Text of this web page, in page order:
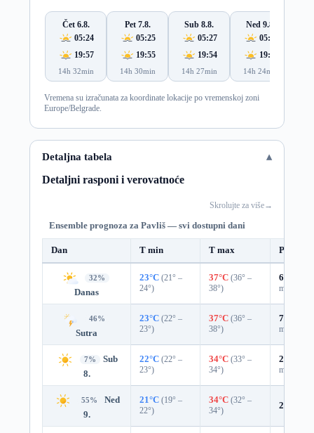
Čet 6.8.
05:24
19:57
14h 32min
Pet 7.8.
05:25
19:55
14h 30min
Sub 8.8.
05:27
19:54
14h 27min
Ned 9.8.
05:28
19:53
14h 24min
Vremena su izračunata za koordinate lokacije po vremenskoj zoni
Europe/Belgrade.
Detaljna tabela
Detaljni rasponi i verovatnoće
Skrolujte za više→
Ensemble prognoza za Pavliš — svi dostupni dani
Dan T min T max
32%
Danas
23°C (21° –
24°)
37°C (36° –
38°)
64%
mm)
46%
Sutra
23°C (22° –
23°)
37°C (36° –
38°)
77%
mm)
7%
Sub
8.
22°C (22° –
23°)
34°C (33° –
34°)
25%
mm)
55%
Ned
9.
21°C (19° –
22°)
34°C (32° –
34°)
22%